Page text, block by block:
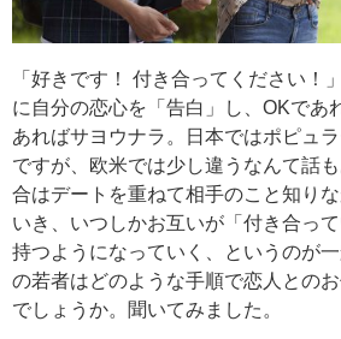
「好きです！ 付き合ってください！
に自分の恋心を「告白」し、OKであ
あればサヨウナラ。日本ではポピュ
ですが、欧米では少し違うなんて話
合はデートを重ねて相手のこと知り
いき、いつしかお互いが「付き合っ
持つようになっていく、というのが
の若者はどのような手順で恋人との
でしょうか。聞いてみました。